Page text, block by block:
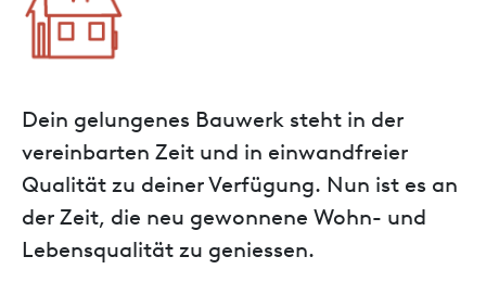
Dein gelungenes Bauwerk steht in der
vereinbarten Zeit und in einwandfreier
Qualität zu deiner Verfügung. Nun ist es an
der Zeit, die neu gewonnene Wohn- und
Lebensqualität zu geniessen.